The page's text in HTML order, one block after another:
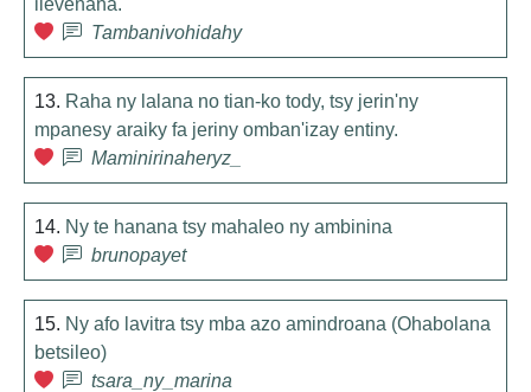
ilevenana.
Tambanivohidahy
13. Raha ny lalana no tian-ko tody, tsy jerin'ny
mpanesy araiky fa jeriny omban'izay entiny.
Maminirinaheryz_
14. Ny te hanana tsy mahaleo ny ambinina
brunopayet
15. Ny afo lavitra tsy mba azo amindroana (Ohabolana
betsileo)
tsara_ny_marina